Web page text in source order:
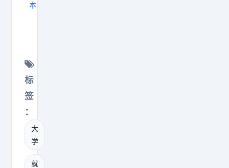
本
大
学
生
真
心
想
上
标
签
：
大
学
就